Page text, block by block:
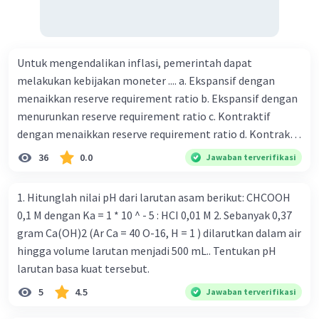
Untuk mengendalikan inflasi, pemerintah dapat
melakukan kebijakan moneter .... a. Ekspansif dengan
menaikkan reserve requirement ratio b. Ekspansif dengan
menurunkan reserve requirement ratio c. Kontraktif
dengan menaikkan reserve requirement ratio d. Kontraktif
dengan menurunkan reserve requirement ratio e.
Ekspansif dengan menaikkan tingkat diskonto Bila Bank
ceteris paribus maka .... a. Menimbulkan inflasi di mana
bentuk kurva jumlah uang beredar (penawaran uang) naik
dari kiri bawah ke kanan atas b. Menimbulkan deflasi di
mana bentuk kurva jumlah uang beredar (penawaran
uang) naik dari kiri bawah ke kanan atas c. Tingkat bunga
meningkat di mana bentuk kurva jumlah uang beredar
36 0.0 Jawaban terverifikasi
1. Hitunglah nilai pH dari larutan asam berikut: CHCOOH
0,1 M dengan Ka = 1 * 10 ^ - 5 : HCI 0,01 M 2. Sebanyak 0,37
gram Ca(OH)2 (Ar Ca = 40 O-16, H = 1 ) dilarutkan dalam air
hingga volume larutan menjadi 500 mL.. Tentukan pH
larutan basa kuat tersebut.
5 4.5 Jawaban terverifikasi